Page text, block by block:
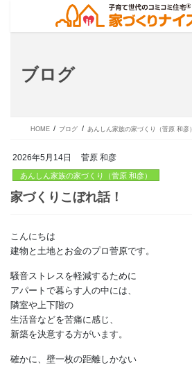
テ
ゲ
ブログ
2026年5月14日 菅原 和彦
あんしん家族の家づくり（菅原 和彦）
家づくりこぼれ話！
建物と土地とお金のプロ菅原です。
騒音ストレスを軽減するために
アパートで暮らす人の中には、
隣室や上下階の
生活音などを苦痛に感じ、